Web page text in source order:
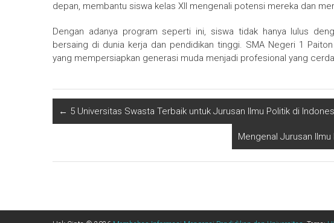
depan, membantu siswa kelas XII mengenali potensi mereka dan
Dengan adanya program seperti ini, siswa tidak hanya lulus
bersaing di dunia kerja dan pendidikan tinggi. SMA Negeri 1
yang mempersiapkan generasi muda menjadi profesional yang
← 5 Universitas Swasta Terbaik untuk Jurusan Ilmu Politik di
Mengenal Jurusan